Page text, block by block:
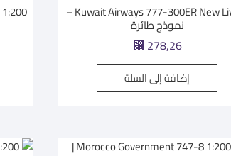
Kuwait Airways 777-300ER New Livery –
نموذج طائرة
⃁ 278,26
إضافة إلى السلة